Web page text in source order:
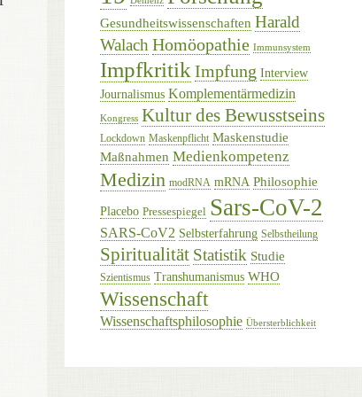
Gesundheitswissenschaften Harald
Walach Homöopathie Immunsystem
Impfkritik Impfung Interview
Journalismus Komplementärmedizin
Kongress Kultur des Bewusstseins
Lockdown Maskenpflicht Maskenstudie
Maßnahmen Medienkompetenz
Medizin modRNA mRNA Philosophie
Placebo Pressespiegel Sars-CoV-2
SARS-CoV2 Selbsterfahrung Selbstheilung
Spiritualität Statistik Studie
Szientismus Transhumanismus WHO
Wissenschaft
Wissenschaftsphilosophie Übersterblichkeit